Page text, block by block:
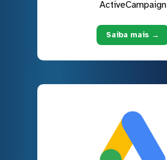
ActiveCampaign
Saiba mais →